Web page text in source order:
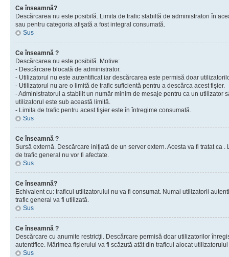
Ce înseamnă?
Descărcarea nu este posibilă. Limita de trafic stabiltă de administratori în
sau pentru categoria afişată a fost integral consumată.
Sus
Ce înseamnă ?
Descărcarea nu este posibilă. Motive:
- Descărcare blocată de administrator.
- Utilizatorul nu este autentificat iar descărcarea este permisă doar
- Utilizatorul nu are o limită de trafic suficientă pentru a descărca acest fişier.
- Administratorul a stabilit un număr minim de mesaje pentru ca un utilizator
utilizatorul este sub această limită.
- Limita de trafic pentru acest fişier este în întregime consumată.
Sus
Ce înseamnă ?
Sursă externă. Descărcare iniţiată de un server extern. Acesta va fi tratat ca
de trafic general nu vor fi afectate.
Sus
Ce înseamnă?
Echivalent cu: traficul utilizatorului nu va fi consumat. Numai utilizatorii
trafic general va fi utilizată.
Sus
Ce înseamnă ?
Descărcare cu anumite restricţii. Descărcare permisă doar utilizatorilor
autentifice. Mărimea fişierului va fi scăzută atât din traficul alocat
Sus